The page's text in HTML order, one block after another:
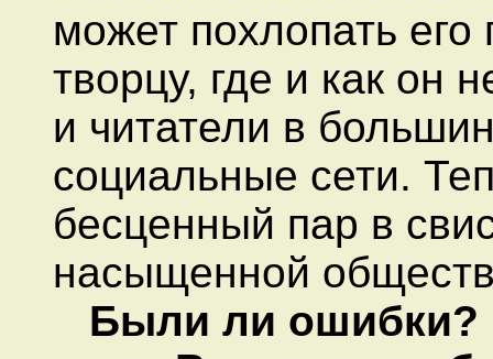
может похлопать его
творцу, где и как он
и читатели в
социальные сети.
бесценный пар в
насыщенной
Были ли ошибки?